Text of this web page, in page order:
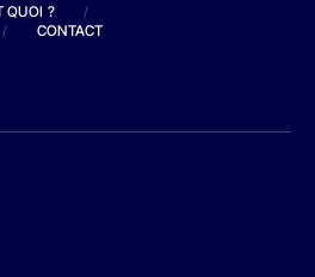
QUOI ?
/
/ CONTACT